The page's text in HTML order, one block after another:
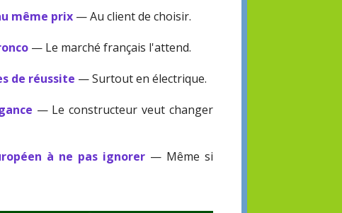
même prix — Au client de choisir.
— Le marché français l'attend.
de réussite — Surtout en électrique.
— Le constructeur veut changer
à ne pas ignorer— Même si